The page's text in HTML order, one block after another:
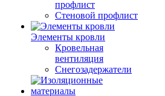
профлист
Стеновой профлист
Элементы кровли
Кровельная
вентиляция
Снегозадержатели